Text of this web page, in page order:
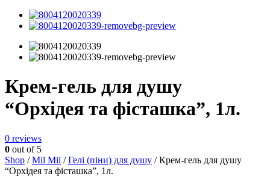
Крем-гель для душу
“Орхідея та фісташка”, 1л.
0 reviews
0 out of 5
Shop /Mil Mil /Гелі (піни) для душу / Крем-гель для душу
“Орхідея та фісташка”, 1л.